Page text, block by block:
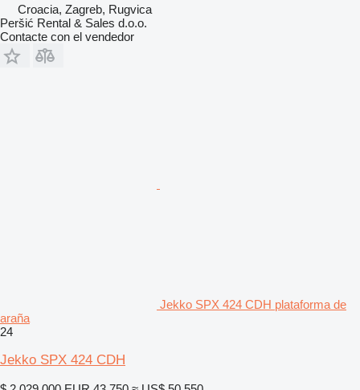
Croacia, Zagreb, Rugvica
Peršić Rental & Sales d.o.o.
Contacte con el vendedor
Jekko SPX 424 CDH plataforma de
araña
24
Jekko SPX 424 CDH